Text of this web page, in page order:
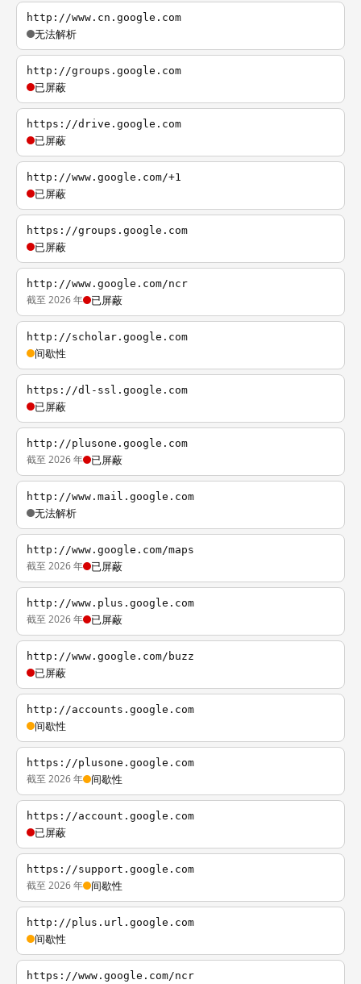
http://www.cn.google.com
无法解析
http://groups.google.com
已屏蔽
https://drive.google.com
已屏蔽
http://www.google.com/+1
已屏蔽
https://groups.google.com
已屏蔽
http://www.google.com/ncr
截至 2026 年 已屏蔽
http://scholar.google.com
间歇性
https://dl-ssl.google.com
已屏蔽
http://plusone.google.com
截至 2026 年 已屏蔽
http://www.mail.google.com
无法解析
http://www.google.com/maps
截至 2026 年 已屏蔽
http://www.plus.google.com
截至 2026 年 已屏蔽
http://www.google.com/buzz
已屏蔽
http://accounts.google.com
间歇性
https://plusone.google.com
截至 2026 年 间歇性
https://account.google.com
已屏蔽
https://support.google.com
截至 2026 年 间歇性
http://plus.url.google.com
间歇性
https://www.google.com/ncr